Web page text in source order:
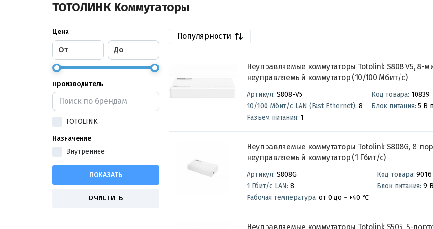
ТОТОЛИНК Коммутаторы
Цена
От До
Производитель
TOTOLINK
Назначение
Внутреннее
Популярности
Неуправляемые коммутаторы Totolink S808 V5, 8-
неуправляемый коммутатор (10/100 Мбит/с)
Артикул: S808-V5 Код товара: 10839
10/100 Мбит/с LAN (Fast Ethernet): 8 Блок питания:
Разъем питания: 1
Неуправляемые коммутаторы Totolink S808G, 8-
неуправляемый коммутатор (1 Гбит/с)
Артикул: S808G Код товара: 9016
1 Гбит/с LAN: 8 Блок питания:
Рабочая температура: от 0 до ~ +40 ℃
Неуправляемые коммутаторы Totolink S505, 5-